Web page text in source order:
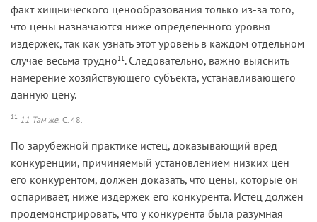
факт хищнического ценообразования только из-за того,
что цены назначаются ниже определенного уровня
издержек, так как узнать этот уровень в каждом отдельном
случае весьма трудно11 . Следовательно, важно выяснить
намерение хозяйствующего субъекта, устанавливающего
данную цену.
11 11 Там же. С. 48.
По зарубежной практике истец, доказывающий вред
конкуренции, причиняемый установлением низких цен
его конкурентом, должен доказать, что цены, которые он
оспаривает, ниже издержек его конкурента. Истец должен
продемонстрировать, что у конкурента была разумная